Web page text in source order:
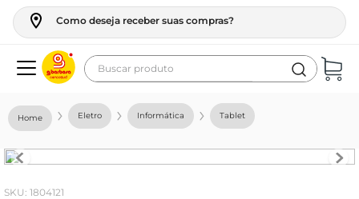
Como deseja receber suas compras?
Buscar produto
Eletro Informática Tablet
: 1804121
geladeira
fogao